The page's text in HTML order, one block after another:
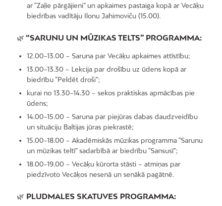
ar “Zaļie pārgājieni” un apkaimes pastaiga kopā ar Vecāķu
biedrības vadītāju Ilonu Jahimoviču (15.00).
🌿 “SARUNU UN MŪZIKAS TELTS” PROGRAMMA:
12.00–13.00 – Saruna par Vecāķu apkaimes attīstību;
13.00–13.30 – Lekcija par drošību uz ūdens kopā ar
biedrību “Peldēt droši”;
kurai no 13.30–14.30 – sekos praktiskas apmācības pie
ūdens;
14.00–15.00 – Saruna par piejūras dabas daudzveidību
un situāciju Baltijas jūras piekrastē;
15.00–18.00 – Akadēmiskās mūzikas programma “Sarunu
un mūzikas teltī” sadarbībā ar biedrību “Sansusī”;
18.00–19.00 – Vecāķu kūrorta stāsti – atmiņas par
piedzīvoto Vecāķos nesenā un senākā pagātnē.
🌿 PLUDMALES SKATUVES PROGRAMMA: